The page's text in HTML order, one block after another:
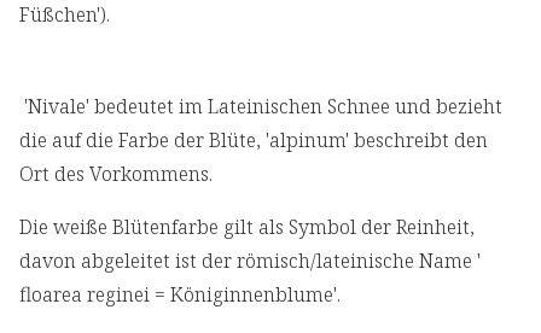
Füßchen').
'Nivale' bedeutet im Lateinischen Schnee und bezieht
die auf die Farbe der Blüte, 'alpinum' beschreibt den
Ort des Vorkommens.
Die weiße Blütenfarbe gilt als Symbol der Reinheit,
davon abgeleitet ist der römisch/lateinische Name '
floarea reginei = Königinnenblume'.